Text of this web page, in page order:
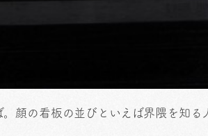
顔の看板の並びといえば界隈を知